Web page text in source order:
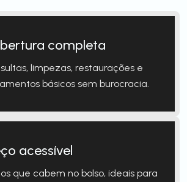
completa
limpezas, restaurações e
básicos sem burocracia.
acessível
que cabem no bolso, ideais para